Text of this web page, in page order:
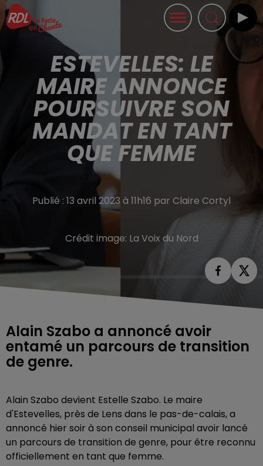
ESTEVELLES: LE
MAIRE ANNONCE
POURSUIVRE SON
MANDAT EN TANT
QUE FEMME
Publié : 13 avril 2023 à 11h16 par Claire Cortyl
Crédit image: La Voix du Nord
Alain Szabo a annoncé avoir
entamé un parcours de transition
de genre.
Alain Szabo devient Estelle Szabo. Le maire
d'Estevelles, près de Lens dans le pas-de-calais, a
annoncé hier soir à son conseil municipal avoir lancé
un parcours de transition de genre, pour être reconnu
officiellement en tant que femme.